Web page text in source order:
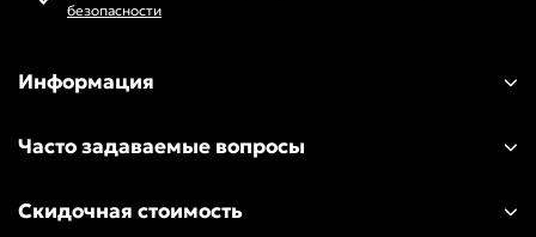
Иконы
Капители
Киоты
Топперы
Часы
безопасности
Информация
Часто задаваемые вопросы
Скидочная стоимость